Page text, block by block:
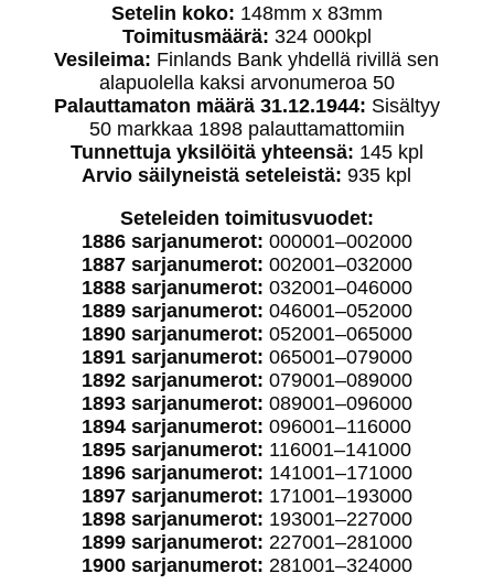
Setelin koko: 148mm x 83mm
Toimitusmäärä: 324 000kpl
Vesileima: Finlands Bank yhdellä rivillä sen
alapuolella kaksi arvonumeroa 50
Palauttamaton määrä 31.12.1944: Sisältyy
50 markkaa 1898 palauttamattomiin
Tunnettuja yksilöitä yhteensä: 145 kpl
Arvio säilyneistä seteleistä: 935 kpl
Seteleiden toimitusvuodet:
1886 sarjanumerot: 000001–002000
1887 sarjanumerot: 002001–032000
1888 sarjanumerot: 032001–046000
1889 sarjanumerot: 046001–052000
1890 sarjanumerot: 052001–065000
1891 sarjanumerot: 065001–079000
1892 sarjanumerot: 079001–089000
1893 sarjanumerot: 089001–096000
1894 sarjanumerot: 096001–116000
1895 sarjanumerot: 116001–141000
1896 sarjanumerot: 141001–171000
1897 sarjanumerot: 171001–193000
1898 sarjanumerot: 193001–227000
1899 sarjanumerot: 227001–281000
1900 sarjanumerot: 281001–324000